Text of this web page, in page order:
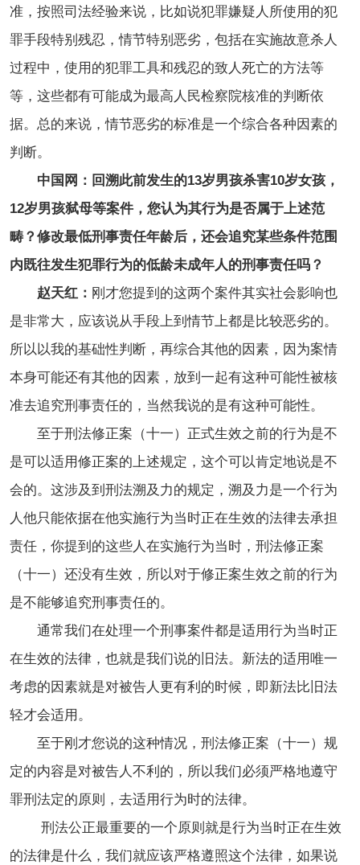
准，按照司法经验来说，比如说犯罪嫌疑人所使用的犯
罪手段特别残忍，情节特别恶劣，包括在实施故意杀人
过程中，使用的犯罪工具和残忍的致人死亡的方法等
等，这些都有可能成为最高人民检察院核准的判断依
据。总的来说，情节恶劣的标准是一个综合各种因素的
判断。
中国网：回溯此前发生的13岁男孩杀害10岁女孩，
12岁男孩弑母等案件，您认为其行为是否属于上述范
畴？修改最低刑事责任年龄后，还会追究某些条件范围
内既往发生犯罪行为的低龄未成年人的刑事责任吗？
赵天红： 刚才您提到的这两个案件其实社会影响也
是非常大，应该说从手段上到情节上都是比较恶劣的。
所以以我的基础性判断，再综合其他的因素，因为案情
本身可能还有其他的因素，放到一起有这种可能性被核
准去追究刑事责任的，当然我说的是有这种可能性。
至于刑法修正案（十一）正式生效之前的行为是不
是可以适用修正案的上述规定，这个可以肯定地说是不
会的。这涉及到刑法溯及力的规定，溯及力是一个行为
人他只能依据在他实施行为当时正在生效的法律去承担
责任，你提到的这些人在实施行为当时，刑法修正案
（十一）还没有生效，所以对于修正案生效之前的行为
是不能够追究刑事责任的。
通常我们在处理一个刑事案件都是适用行为当时正
在生效的法律，也就是我们说的旧法。新法的适用唯一
考虑的因素就是对被告人更有利的时候，即新法比旧法
轻才会适用。
至于刚才您说的这种情况，刑法修正案（十一）规
定的内容是对被告人不利的，所以我们必须严格地遵守
罪刑法定的原则，去适用行为时的法律。
刑法公正最重要的一个原则就是行为当时正在生效
的法律是什么，我们就应该严格遵照这个法律，如果说